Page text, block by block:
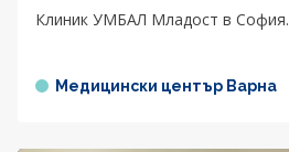
Клиник УМБАЛ Младост в София.
Медицински център Варна